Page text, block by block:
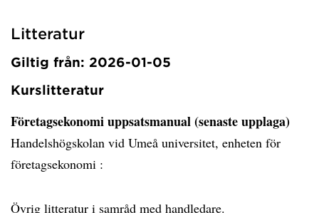
Litteratur
Giltig från: 2026-01-05
Kurslitteratur
Företagsekonomi uppsatsmanual (senaste upplaga)
Handelshögskolan vid Umeå universitet, enheten för
företagsekonomi :
Övrig litteratur i samråd med handledare.